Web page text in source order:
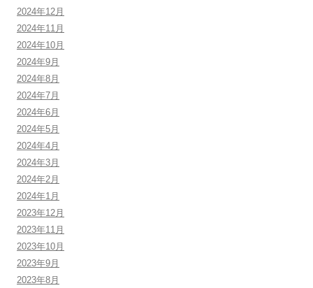
2024年12月
2024年11月
2024年10月
2024年9月
2024年8月
2024年7月
2024年6月
2024年5月
2024年4月
2024年3月
2024年2月
2024年1月
2023年12月
2023年11月
2023年10月
2023年9月
2023年8月